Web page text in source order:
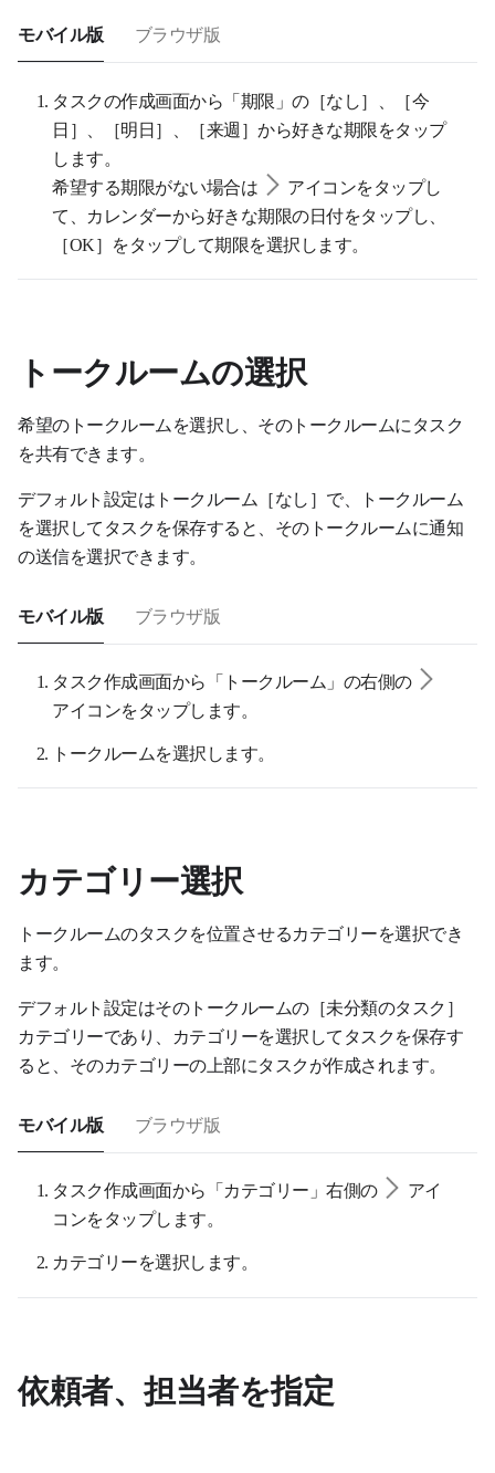
モバイル版 ブラウザ版
タスクの作成画面から「期限」の［なし］、［今
日］、［明日］、［来週］から好きな期限をタップ
します。
希望する期限がない場合は
アイコンをタップし
て、カレンダーから好きな期限の日付をタップし、
［OK］をタップして期限を選択します。
トークルームの選択
希望のトークルームを選択し、そのトークルームにタスク
を共有できます。
デフォルト設定はトークルーム［なし］で、トークルーム
を選択してタスクを保存すると、そのトークルームに通知
の送信を選択できます。
モバイル版 ブラウザ版
タスク作成画面から 「トークルーム」の右側の
アイコンをタップします。
トークルームを選択します。
カテゴリー選択
トークルームのタスクを位置させるカテゴリーを選択でき
ます。
デフォルト設定はそのトークルームの［未分類のタスク］
カテゴリーであり、カテゴリーを選択してタスクを保存す
ると、そのカテゴリーの上部にタスクが作成されます。
モバイル版 ブラウザ版
タスク作成画面から「カテゴリー」右側の
アイ
コンをタップします。
カテゴリーを選択します。
依頼者、担当者を指定